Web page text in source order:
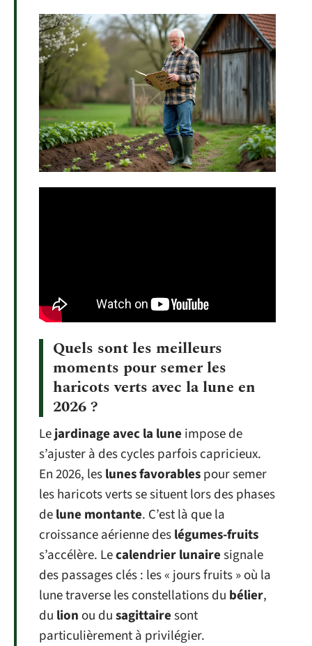
Quels sont les meilleurs
moments pour semer les
haricots verts avec la lune en
2026 ?
Lejardinage avec la lune impose de
s’ajuster à des cycles parfois capricieux.
En 2026, leslunes favorablespour semer
les haricots verts se situent lors des phases
delune montante. C’est là que la
croissance aérienne deslégumes-fruits
s’accélère. Lecalendrier lunairesignale
des passages clés : les « jours fruits » où la
lune traverse les constellations du bélier,
du lion ou dusagittairesont
particulièrement à privilégier.